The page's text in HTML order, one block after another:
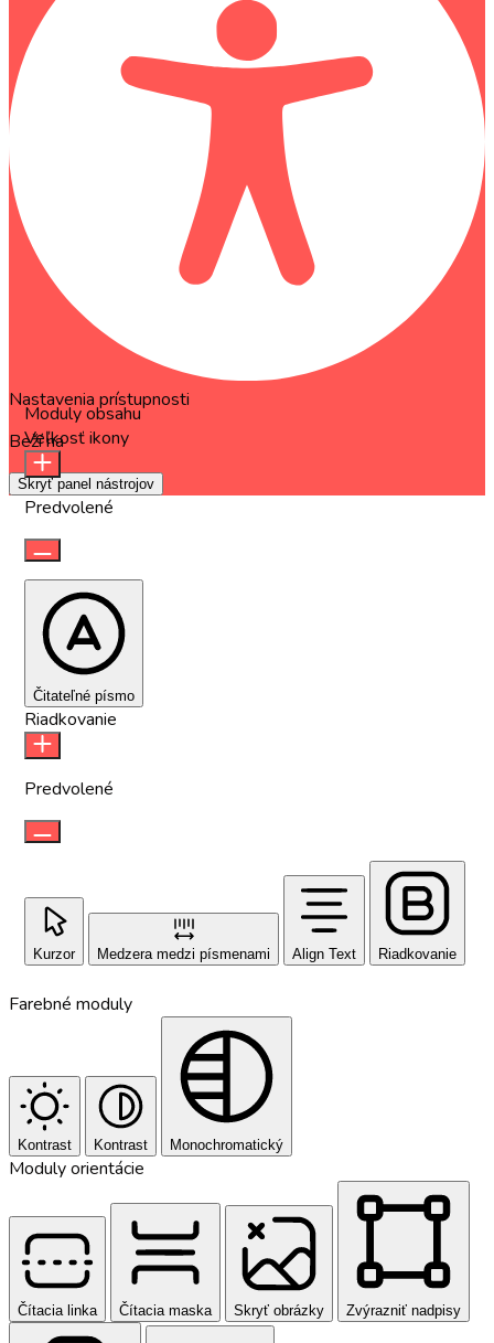
Nastavenia prístupnosti
Beží naOneTap
Skryť panel nástrojov
Moduly obsahu
Veľkosť ikony
Predvolené
Čitateľné písmo
Riadkovanie
Predvolené
Kurzor Medzera medzi písmenami Align Text Riadkovanie
Farebné moduly
Kontrast Kontrast Monochromatický
Moduly orientácie
Čítacia linka Čítacia maska Skryť obrázky Zvýrazniť nadpisy